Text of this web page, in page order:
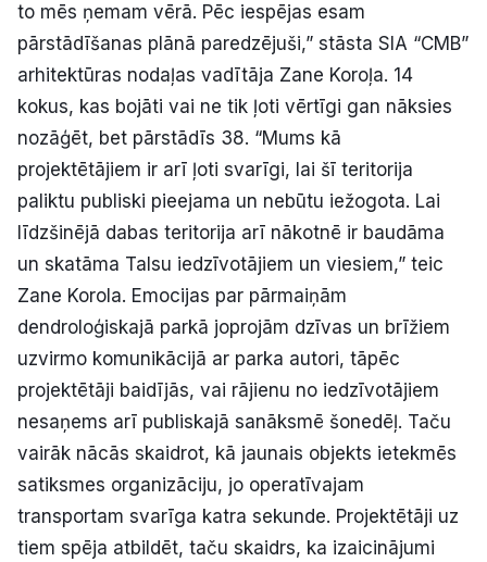
to mēs ņemam vērā. Pēc iespējas esam
pārstādīšanas plānā paredzējuši,” stāsta SIA “CMB”
arhitektūras nodaļas vadītāja Zane Koroļa. 14
kokus, kas bojāti vai ne tik ļoti vērtīgi gan nāksies
nozāģēt, bet pārstādīs 38. “Mums kā
projektētājiem ir arī ļoti svarīgi, lai šī teritorija
paliktu publiski pieejama un nebūtu iežogota. Lai
līdzšinējā dabas teritorija arī nākotnē ir baudāma
un skatāma Talsu iedzīvotājiem un viesiem,” teic
Zane Korola. Emocijas par pārmaiņām
dendroloģiskajā parkā joprojām dzīvas un brīžiem
uzvirmo komunikācijā ar parka autori, tāpēc
projektētāji baidījās, vai rājienu no iedzīvotājiem
nesaņems arī publiskajā sanāksmē šonedēļ. Taču
vairāk nācās skaidrot, kā jaunais objekts ietekmēs
satiksmes organizāciju, jo operatīvajam
transportam svarīga katra sekunde. Projektētāji uz
tiem spēja atbildēt, taču skaidrs, ka izaicinājumi